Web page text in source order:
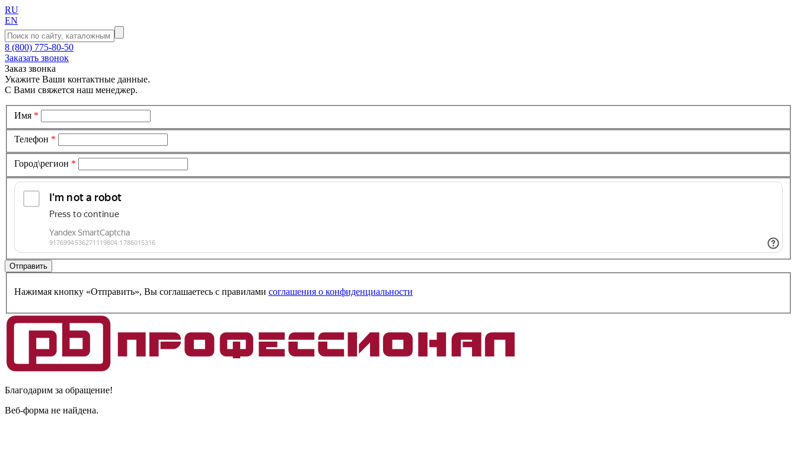
RU
EN
8 (800) 775-80-50
Заказать звонок
Заказ звонка
Укажите Ваши контактные данные.
С Вами свяжется наш менеджер.
Имя *
Телефон *
Город\регион *
Нажимая кнопку «Отправить», Вы соглашаетесь c правилами соглашения о конфиденциальности
Благодарим за обращение!
Веб-форма не найдена.